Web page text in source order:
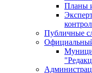
Планы
Публичные